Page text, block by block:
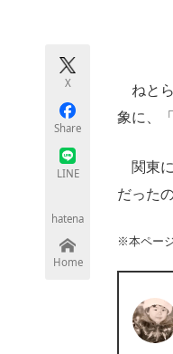
X
Share
LINE
hatena
Home
ねとら
象に、
関東に
だった
※本ペー